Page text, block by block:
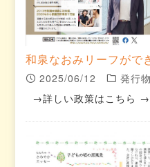
和泉なおみリーフがで
2025/06/12
発行物
→詳しい政策はこちら